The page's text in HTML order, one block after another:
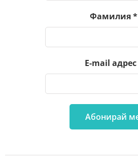
Фамилия*
E-mail адрес